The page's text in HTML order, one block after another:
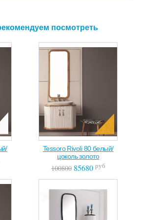
посмотреть
Tessoro Rivoli 80 белый/
цоколь золото
10080085680 руб